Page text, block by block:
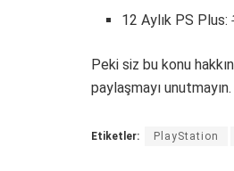
12 Aylık PS Plus:
Peki siz bu konu
paylaşmayı unutmayın.
Etiketler: PlayStation